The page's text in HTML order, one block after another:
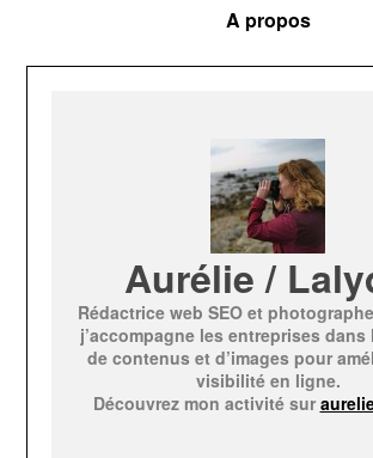
A propos
Aurélie /
Rédactrice web SEO et
j’accompagne les entreprises dans
de contenus et d’images pour
visibilité en ligne.
Découvrez mon activité sur